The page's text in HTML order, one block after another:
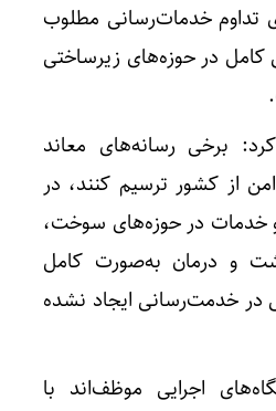
تداوم خدمات‌رسانی مطلوب
در حوزه‌های زیرساختی
کرد: برخی رسانه‌های معاند
از کشور ترسیم کنند، در
خدمات در حوزه‌های سوخت،
و درمان به‌صورت کامل
در خدمت‌رسانی ایجاد نشده
اجرایی موظف‌اند با